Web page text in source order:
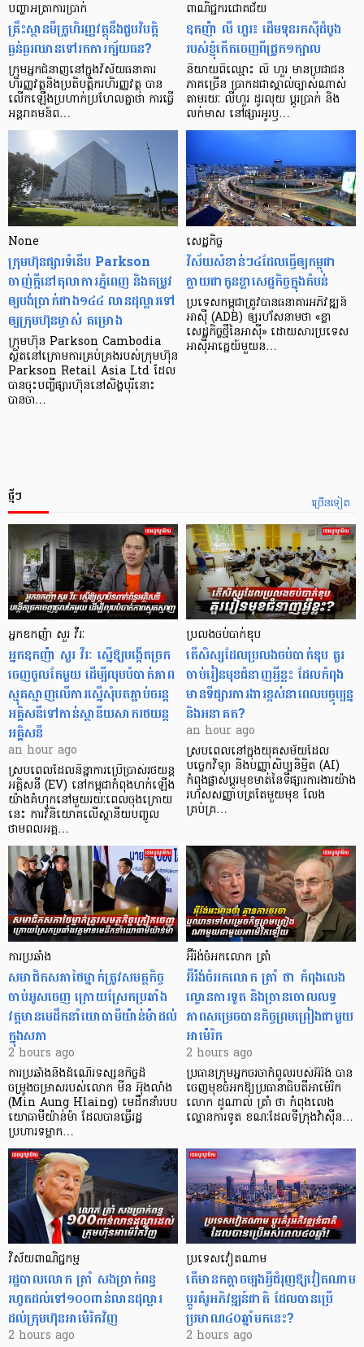
បញ្ហា​អត្រា​ការប្រាក់
គ្រឹះស្ថាន​មីក្រូ​ហិរញ្ញវត្ថុ​នឹង​ជួប​វិបត្តិ​
ធ្ងន់ធ្ងរ​ឈាន​ទៅ​រក​ការ​ក្ស័យធន?
ក្រុម​អ្នក​ជំនាញ​នៅ​ក្នុង​វិស័យ​ធនាគារ
ហិរញ្ញវត្ថុ​និង​ប្រតិបត្តិករ​ហិរញ្ញ​វត្ថុ បាន​​
លើក​ឡើង​ប្រហាក់​ប្រហែល​គ្នា​ថា ការ​ធ្វើ​
អន្តរាគមន៍​ព…
ពាណិជ្ជករជោគជ័យ
ឧកញ៉ា លី ហួរ៖ ដើមទុនរកស៊ីដំបូង
របស់ខ្ញុំកើតចេញពីជ្រូក១ក្បាល
និយាយ​ពី​ឈ្មោះ លី ហួរ មាន​ប្រជាជន​
ភាគ​ច្រើន ប្រាកដ​ជា​ស្គាល់​ច្បាស់​ណាស់
តាមរយៈ លីហួរ ដូរ​លុយ ប្តូរ​បា្រក់ និង​
លក់​មាស នៅ​ផ្សារ​អូរ​ឫ…
None
ក្រុមហ៊ុនផ្សារទំនើប Parkson
ចាញ់ក្ដីនៅតុលាការភ្នំពេញ និងតម្រូវ
ឲ្យបង់ប្រាក់ជាង១៤៤ លានដុល្លារទៅ
ឲ្យក្រុមហ៊ុនម្ចាស់ គម្រោង
ក្រុមហ៊ុន Parkson Cambodia
ស្ថិតនៅក្រោមការគ្រប់គ្រងរបស់ក្រុមហ៊ុន
Parkson Retail Asia Ltd ដែល
បានចុះបញ្ចីផ្សារហ៊ុននៅសិង្ហបុរីនោះ
បានចា…
សេដ្ឋកិច្ច​
វិស័យ​សំខាន់ៗ​៤​ដែល​ធ្វើ​ឲ្យ​កម្ពុជា​
ក្លាយ​ជា​កូន​ខ្លា​សេដ្ឋកិច្ច​ក្នុង​តំបន់
ប្រទេស​កម្ពុជា​ត្រូវ​បាន​ធនាគារ​អភិវឌ្ឍន៍​
អាស៊ី (ADB) ឲ្យ​រហ័ស​នាមថា «ខ្លា​
សេដ្ឋកិច្ច​ថ្មី​នៃ​អាស៊ី» ដោយសារ​ប្រទេស​
អាស៊ី​អាគ្នេយ៍​មួយ​ន…
ច្រើនទៀត
ថ្មីៗ
អ្នកឧកញ៉ា សួរ វីរៈ
អ្នកឧកញ៉ា សួរ វីរៈ ស្នើឱ្យបង្កើតច្រក
ចេញចូលតែមួយ ដើម្បីលុបបំបាត់ភាព
ស្មុគស្មាញលើការស្នើសុំបតភ្ជាប់ចរន្ត
អគ្គិសនីទៅកាន់ស្ថានីយសាករថយន្ត
អគ្គិសនី
an hour ago
ស្របពេលដែលនិន្នាការប្រើប្រាស់រថយន្ត
អគ្គិសនី (EV) នៅកម្ពុជាកំពុងហក់ឡើង
យ៉ាងគំហុកនៅមួយរយៈពេលចុងក្រោយ
នេះ ការវិនិយោគលើស្ថានីយបញ្ចូល
ថាមពលអគ្គ…
ប្រលងចប់បាក់ឌុប
តើសិស្សដែលប្រលងចប់បាក់ឌុប គួរ
ចាប់រៀនមុខជំនាញអ្វីខ្លះ ដែលកំពុង
មានទីផ្សារការងារខ្ពស់នាពេលបច្ចុប្បន្ន
និងអនាគត?
an hour ago
ស្របពេលនៅក្នុងយុគសម័យដែល
បច្ចេកវិទ្យា និងបញ្ញាសិប្បនិម្មិត (AI)
កំពុងផ្លាស់ប្តូរមុខមាត់នៃទីផ្សារការងារយ៉ាង
រហ័សសញ្ញាបត្រតែមួយមុខ លែង
គ្រប់គ្រ…
ការប្រឆាំង
សមាជិកសភាថៃម្នាក់ត្រូវសមត្ថកិច្ច
ចាប់អូសចេញ ក្រោយស្រែកប្រឆាំង
វត្តមានមេដឹកនាំយោធាមីយ៉ាន់ម៉ាដល់
ក្នុងសភា
2 hours ago
ការប្រឆាំងនឹងដំណើរទស្សនកិច្ចដ៏
ចម្រូងចម្រាសរបស់លោក មីន អ៊ុងលាំង
(Min Aung Hlaing) មេដឹកនាំរបប
យោធាមីយ៉ាន់ម៉ា ដែលបានធ្វើរដ្ឋ
ប្រហារទម្លាក…
អ៊ីរ៉ង់ចំអកលោក ត្រាំ
អ៊ីរ៉ង់ចំអកលោក ត្រាំ ថា កំពុងលេង
ល្ខោនការទូត និងច្រានចោលលទ្ធ
ភាពសម្រេចបានកិច្ចព្រមព្រៀងជាមួយ
អាម៉េរិក
2 hours ago
ប្រធានក្រុមអ្នកចរចាកំពូលរបស់អ៊ីរ៉ង់ បាន
ចេញមុខចំអកឱ្យប្រធានាធិបតីអាម៉េរិក
លោក ដូណាល់ ត្រាំ ថា កំពុងលេង
ល្ខោនការទូត ខណៈដែលទីក្រុងវ៉ាស៊ីន…
វិស័យ​ពាណិជ្ជកម្ម
រដ្ឋបាលលោក ត្រាំ សងប្រាក់ពន្ធ
រហូតដល់ទៅ១០០ពាន់លានដុល្លារ
ដល់ក្រុមហ៊ុនអាម៉េរិកវិញ
2 hours ago
ប្រទេសវៀតណាម
តើមានកត្តាចម្បងអ្វីជំរុញឱ្យវៀតណាម
ប្តូរគំរូអភិវឌ្ឍន៍ជាតិ ដែលបានប្រើ
ប្រមាណ៤០ឆ្នាំមកនេះ?
2 hours ago